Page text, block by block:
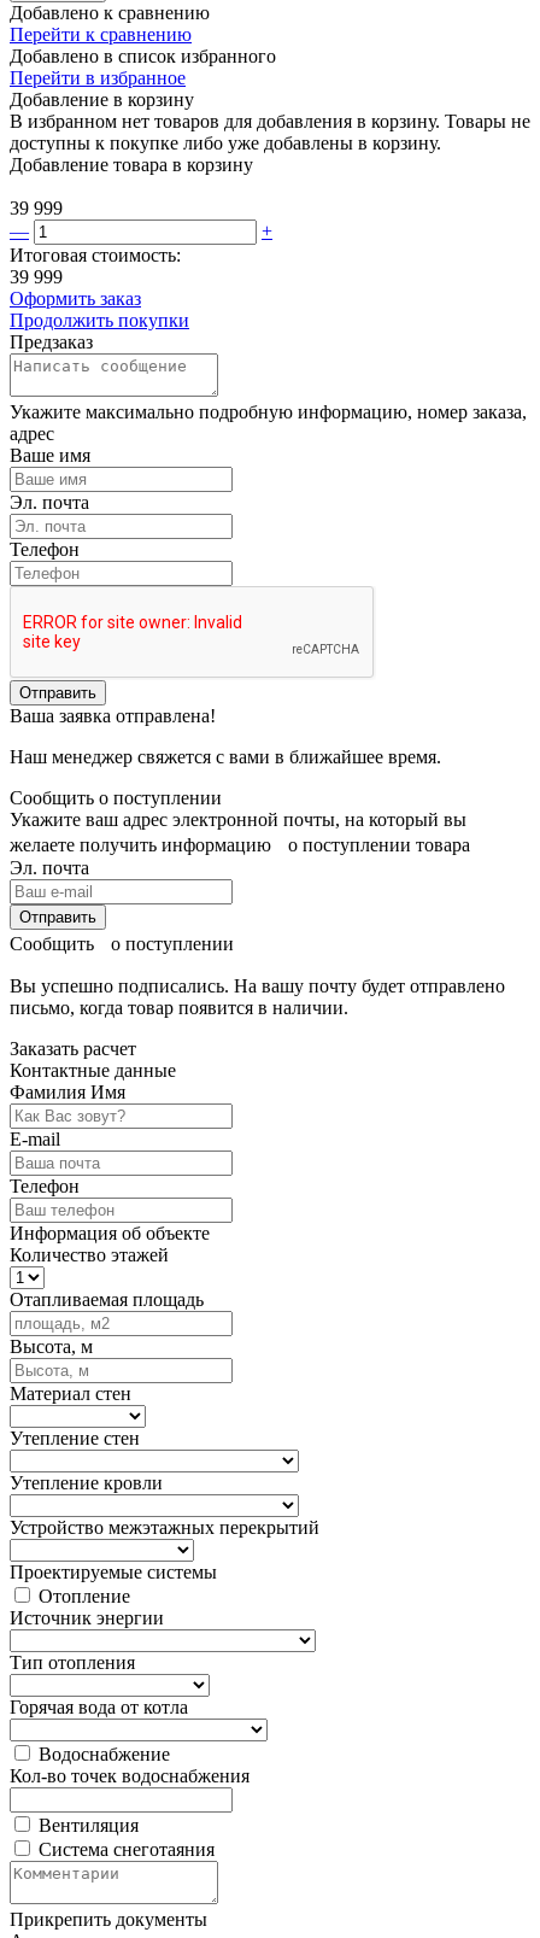
Добавлено к сравнению
Перейти к сравнению
Добавлено в список избранного
Перейти в избранное
Добавление в корзину
В избранном нет товаров для добавления в корзину. Товары не
доступны к покупке либо уже добавлены в корзину.
Добавление товара в корзину
39 999
—
+
Итоговая стоимость:
39 999
Оформить заказ
Продолжить покупки
Предзаказ
Укажите максимально подробную информацию, номер заказа,
адрес
Ваше имя
Эл. почта
Телефон
Отправить
Ваша заявка отправлена!
Наш менеджер свяжется с вами в ближайшее время.
Сообщить о поступлении
Укажите ваш адрес электронной почты, на который вы
желаете получить информацию о поступлении товара
Эл. почта
Отправить
Сообщить о поступлении
Вы успешно подписались. На вашу почту будет отправлено
письмо, когда товар появится в наличии.
Заказать расчет
Контактные данные
Фамилия Имя
E-mail
Телефон
Информация об объекте
Количество этажей
Отапливаемая площадь
Высота, м
Материал стен
Утепление стен
Утепление кровли
Устройство межэтажных перекрытий
Проектируемые системы
Отопление
Источник энергии
Тип отопления
Горячая вода от котла
Водоснабжение
Кол-во точек водоснабжения
Вентиляция
Система снеготаяния
Прикрепить документы